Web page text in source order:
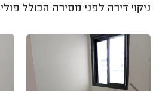
ניקוי דירה לפני מסירה הכולל